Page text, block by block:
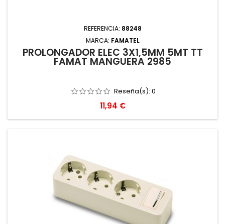
REFERENCIA: 88248
MARCA: FAMATEL
PROLONGADOR ELEC 3X1,5MM 5MT TT
FAMAT MANGUERA 2985
Reseña(s): 0
Precio
11,94 €